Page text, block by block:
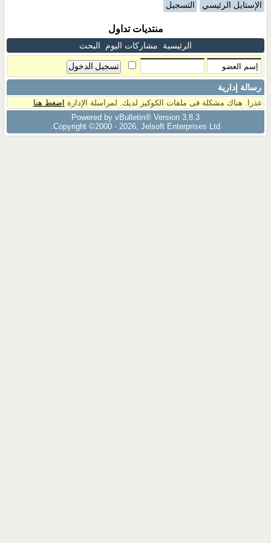
الإستايل الرئيسي التسجيل
منتديات تداول
الرئيسية مشاركات اليوم البحث
رسالة إدارية
عذرا. هناك مشكلة فى ملفات الكوكيز لديك. لمراسلة الإدارة اضغط هنا
Powered by vBulletin® Version 3.8.3
Copyright ©2000 - 2026, Jelsoft Enterprises Ltd.